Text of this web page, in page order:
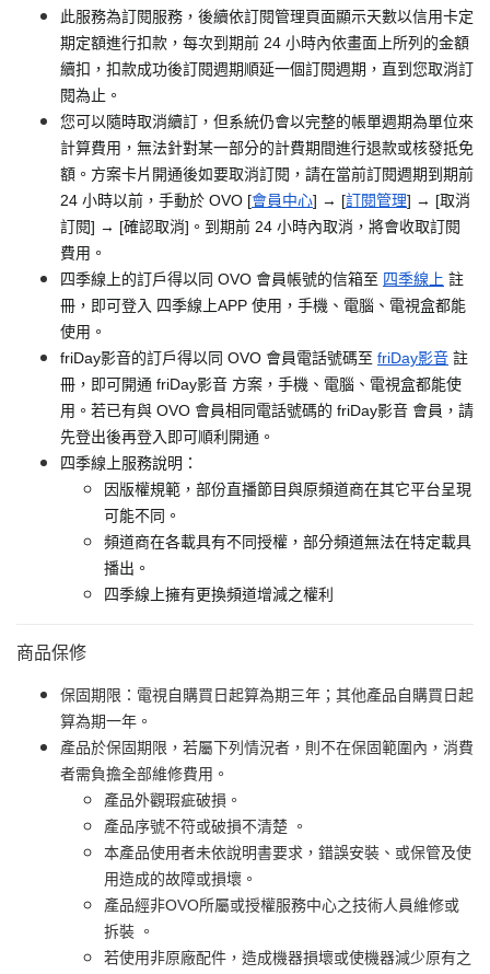
此服務為訂閱服務，後續依訂閱管理頁面顯示天數以信用卡定
期定額進行扣款，每次到期前 24 小時內依畫面上所列的金額
續扣，扣款成功後訂閱週期順延一個訂閱週期，直到您取消訂
閱為止。
您可以隨時取消續訂，但系統仍會以完整的帳單週期為單位來
計算費用，無法針對某一部分的計費期間進行退款或核發抵免
額。方案卡片開通後如要取消訂閱，請在當前訂閱週期到期前
24 小時以前，手動於 OVO [會員中心] → [訂閱管理] → [取消
訂閱] → [確認取消]。到期前 24 小時內取消，將會收取訂閱
費用。
四季線上的訂戶得以同 OVO 會員帳號的信箱至 四季線上 註
冊，即可登入 四季線上APP 使用，手機、電腦、電視盒都能
使用。
friDay影音的訂戶得以同 OVO 會員電話號碼至 friDay影音 註
冊，即可開通 friDay影音 方案，手機、電腦、電視盒都能使
用。若已有與 OVO 會員相同電話號碼的 friDay影音 會員，請
先登出後再登入即可順利開通。
四季線上服務說明：
因版權規範，部份直播節目與原頻道商在其它平台呈現
可能不同。
頻道商在各載具有不同授權，部分頻道無法在特定載具
播出。
四季線上擁有更換頻道增減之權利
商品保修
保固期限：電視自購買日起算為期三年；其他產品自購買日起
算為期一年。
產品於保固期限，若屬下列情況者，則不在保固範圍內，消費
者需負擔全部維修費用。
產品外觀瑕疵破損。
產品序號不符或破損不清楚 。
本產品使用者未依說明書要求，錯誤安裝、或保管及使
用造成的故障或損壞。
產品經非OVO所屬或授權服務中心之技術人員維修或
拆裝 。
若使用非原廠配件，造成機器損壞或使機器減少原有之